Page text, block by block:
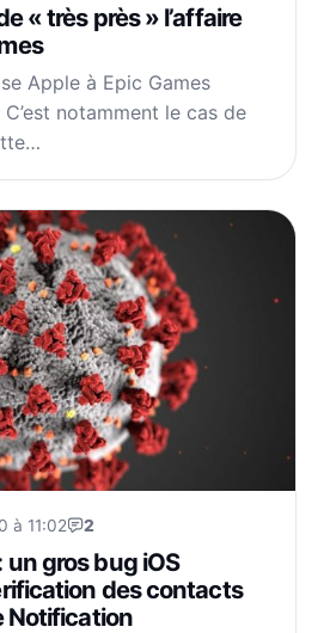
« très près » l’affaire
Apple à Epic Games
notamment le cas de
à 11:02 2
gros bug iOS
des contacts
Notification